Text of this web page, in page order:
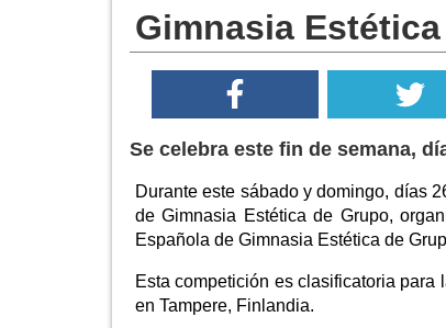
Gimnasia
Se celebra este fin de semana,
Durante este sábado y domingo, días
de Gimnasia Estética de Grupo,
Española de Gimnasia Estética de
Esta competición es clasificatoria
en Tampere, Finlandia.